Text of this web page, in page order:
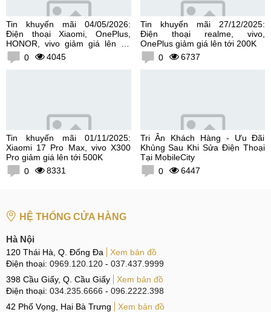
Tin khuyến mãi 04/05/2026:
Điện thoại Xiaomi, OnePlus,
HONOR, vivo giảm giá lên tới
300K0 4045
Tin khuyến mãi 27/12/2025:
Điện thoại realme, vivo,
OnePlus giảm giá lên tới 200K
0
6737
Tin khuyến mãi 01/11/2025:
Xiaomi 17 Pro Max, vivo X300
Pro giảm giá lên tới 500K
0
8331
Tri Ân Khách Hàng - Ưu Đãi
Khủng Sau Khi Sửa Điện Thoại
Tại MobileCity
0
6447
HỆ THỐNG CỬA HÀNG
Hà Nội
120 Thái Hà, Q. Đống Đa
Xem bản đồ
Điện thoại: 0969.120.120 - 037.437.9999
398 Cầu Giấy, Q. Cầu Giấy
Xem bản đồ
Điện thoại: 034.235.6666 - 096.2222.398
42 Phố Vọng, Hai Bà Trưng
Xem bản đồ